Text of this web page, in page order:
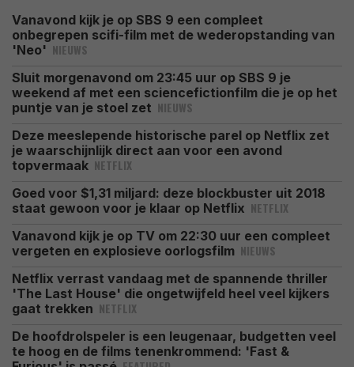
Vanavond kijk je op SBS 9 een compleet
onbegrepen scifi-film met de wederopstanding van
'Neo' NIEUWS
Sluit morgenavond om 23:45 uur op SBS 9 je
weekend af met een sciencefictionfilm die je op het
puntje van je stoel zet NIEUWS
Deze meeslepende historische parel op Netflix zet
je waarschijnlijk direct aan voor een avond
topvermaak NETFLIX
Goed voor $1,31 miljard: deze blockbuster uit 2018
staat gewoon voor je klaar op Netflix NETFLIX
Vanavond kijk je op TV om 22:30 uur een compleet
vergeten en explosieve oorlogsfilm NIEUWS
Netflix verrast vandaag met de spannende thriller
'The Last House' die ongetwijfeld heel veel kijkers
gaat trekken NETFLIX
De hoofdrolspeler is een leugenaar, budgetten veel
te hoog en de films tenenkrommend: 'Fast &